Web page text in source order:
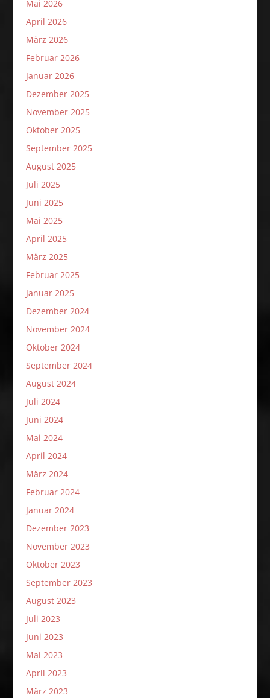
Mai 2026
April 2026
März 2026
Februar 2026
Januar 2026
Dezember 2025
November 2025
Oktober 2025
September 2025
August 2025
Juli 2025
Juni 2025
Mai 2025
April 2025
März 2025
Februar 2025
Januar 2025
Dezember 2024
November 2024
Oktober 2024
September 2024
August 2024
Juli 2024
Juni 2024
Mai 2024
April 2024
März 2024
Februar 2024
Januar 2024
Dezember 2023
November 2023
Oktober 2023
September 2023
August 2023
Juli 2023
Juni 2023
Mai 2023
April 2023
März 2023